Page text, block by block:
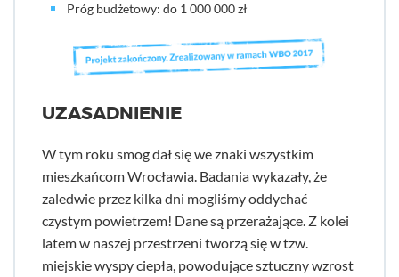
Próg budżetowy: do 1 000 000 zł
UZASADNIENIE
W tym roku smog dał się we znaki wszystkim
mieszkańcom Wrocławia. Badania wykazały, że
zaledwie przez kilka dni mogliśmy oddychać
czystym powietrzem! Dane są przerażające. Z kolei
latem w naszej przestrzeni tworzą się w tzw.
miejskie wyspy ciepła, powodujące sztuczny wzrost